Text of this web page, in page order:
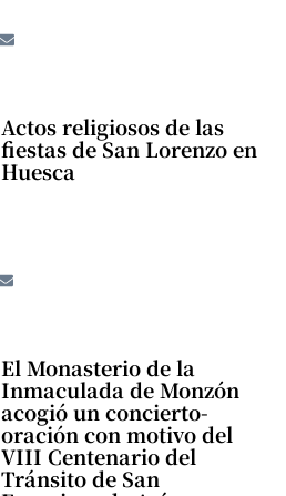
Actos religiosos de las
fiestas de San Lorenzo en
Huesca
El Monasterio de la
Inmaculada de Monzón
acogió un concierto-
oración con motivo del
VIII Centenario del
Tránsito de San